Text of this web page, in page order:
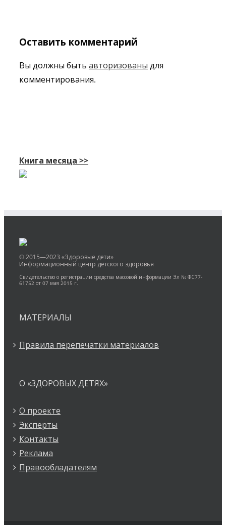
Оставить комментарий
Вы должны быть авторизованы для
комментирования.
Книга месяца >>
© 2015—2023 «Здоровые дети»
Информационный центр детского здоровья
Свидетельство о регистрации средства массовой информации Эл № ФС77-
61752 от 07 мая 2015 г.
МАТЕРИАЛЫ
Правила перепечатки материалов
О «ЗДОРОВЫХ ДЕТЯХ»
О проекте
Эксперты
Контакты
Реклама
Правообладателям